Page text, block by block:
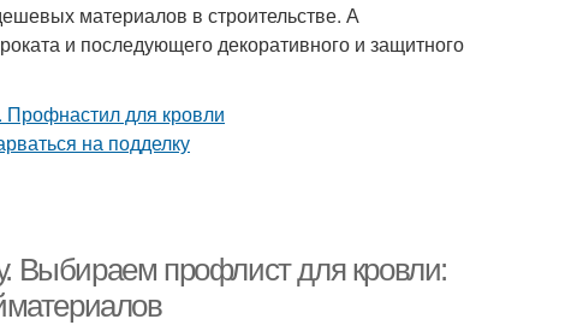
материалов в строительстве. А
и последующего декоративного и защитного
Выбираем профлист для кровли: